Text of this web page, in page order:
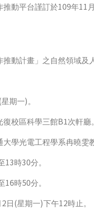
推動平台謹訂於109年11 月
動計畫」之自然領域及
星期一) 。
復校區科學三館B1次軒廳
大學光電工程學系冉曉
13時30分。
16時50分。
2 日 (星期一)下午12時止。